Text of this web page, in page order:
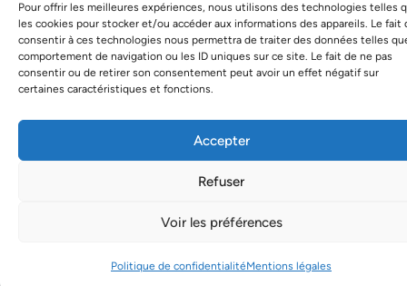
Pour offrir les meilleures expériences, nous utilisons des technologies telles
les cookies pour stocker et/ou accéder aux informations des appareils. Le fait
consentir à ces technologies nous permettra de traiter des données telles
comportement de navigation ou les ID uniques sur ce site. Le fait de ne pas
consentir ou de retirer son consentement peut avoir un effet négatif sur
certaines caractéristiques et fonctions.
Accepter
Refuser
Voir les préférences
Politique de confidentialitéMentions légales